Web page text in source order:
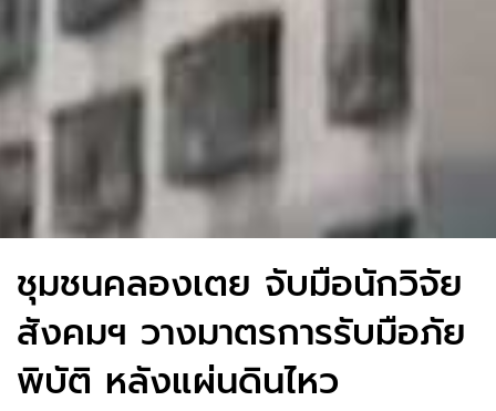
ชุมชนคลองเตย จับมือนักวิจัย
สังคมฯ วางมาตรการรับมือภัย
พิบัติ หลังแผ่นดินไหว